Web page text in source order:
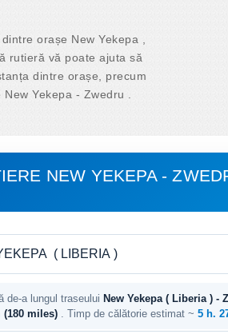
orașe New Yekepa ,
rutieră vă poate ajuta să
dintre orașe, precum
Yekepa - Zwedru .
NEW YEKEPA -
de-a lungul traseului New Yekepa ( Liberia ) -
(180 miles) . Timp de călătorie estimat ~ 5 h.